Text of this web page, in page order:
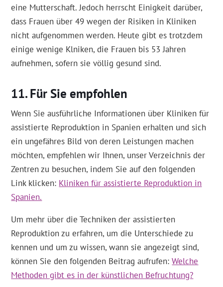
eine Mutterschaft. Jedoch herrscht Einigkeit darüber,
dass Frauen über 49 wegen der Risiken in Kliniken
nicht aufgenommen werden. Heute gibt es trotzdem
einige wenige Klniken, die Frauen bis 53 Jahren
aufnehmen, sofern sie völlig gesund sind.
Für Sie empfohlen
Wenn Sie ausführliche Informationen über Kliniken für
assistierte Reproduktion in Spanien erhalten und sich
ein ungefähres Bild von deren Leistungen machen
möchten, empfehlen wir Ihnen, unser Verzeichnis der
Zentren zu besuchen, indem Sie auf den folgenden
Link klicken: Kliniken für assistierte Reproduktion in
Spanien.
Um mehr über die Techniken der assistierten
Reproduktion zu erfahren, um die Unterschiede zu
kennen und um zu wissen, wann sie angezeigt sind,
können Sie den folgenden Beitrag aufrufen:Welche
Methoden gibt es in der künstlichen Befruchtung?